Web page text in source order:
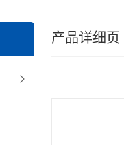
产品详细页